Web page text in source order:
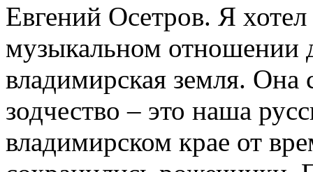
Евгений Осетров. Я хотел
музыкальном отношении
владимирская земля. Она
зодчество – это наша
владимирском крае от